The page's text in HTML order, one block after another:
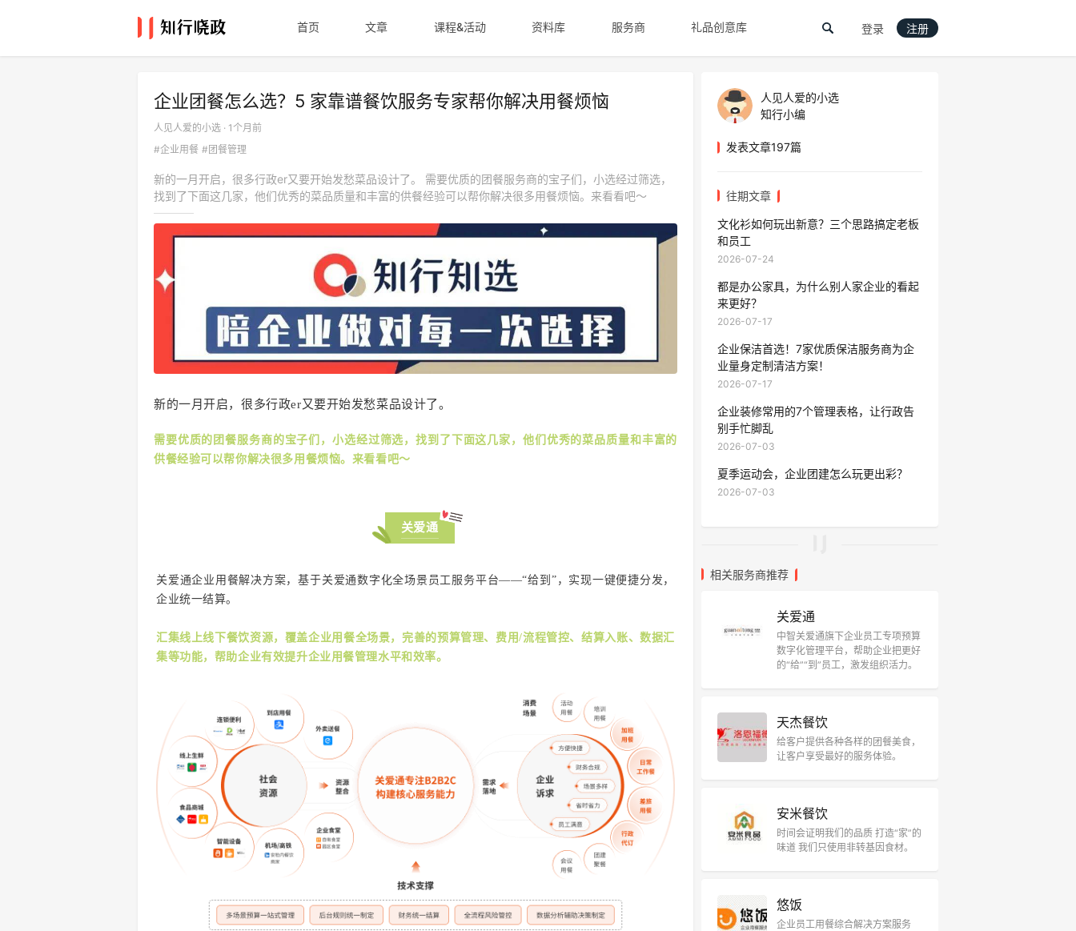
首页 文章 课程&活动 资料库 服务商 礼品创意库 登录 注册
企业团餐怎么选？5 家靠谱餐饮服务专家帮你解决用餐烦恼
人见人爱的小选 · 1个月前
#企业用餐 #团餐管理
新的一月开启，很多行政er又要开始发愁菜品设计了。 需要优质的团餐服务商的宝子们，小选经过筛选，
找到了下面这几家，他们优秀的菜品质量和丰富的供餐经验可以帮你解决很多用餐烦恼。来看看吧～
新的一月开启，很多行政er又要开始发愁菜品设计了。
需要优质的团餐服务商的宝子们，小选经过筛选，找到了下面这几家，他们优秀的菜品质量和丰富的
供餐经验可以帮你解决很多用餐烦恼。来看看吧～
关爱通
关爱通企业用餐解决方案，基于关爱通数字化全场景员工服务平台——“给到”，实现一键便捷分发，
企业统一结算。
汇集线上线下餐饮资源，覆盖企业用餐全场景，完善的预算管理、费用/流程管控、结算入账、数据汇
集等功能，帮助企业有效提升企业用餐管理水平和效率。
人见人爱的小选
知行小编
发表文章197篇
往期文章
文化衫如何玩出新意？三个思路搞定老板
和员工
2026-07-24
都是办公家具，为什么别人家企业的看起
来更好？
2026-07-17
企业保洁首选！7家优质保洁服务商为企
业量身定制清洁方案！
2026-07-17
企业装修常用的7个管理表格，让行政告
别手忙脚乱
2026-07-03
夏季运动会，企业团建怎么玩更出彩？
2026-07-03
相关服务商推荐
关爱通
中智关爱通旗下企业员工专项预算
数字化管理平台，帮助企业把更好
的“给”“到”员工，激发组织活力。
天杰餐饮
给客户提供各种各样的团餐美食，
让客户享受最好的服务体验。
安米餐饮
时间会证明我们的品质 打造“家”的
味道 我们只使用非转基因食材。
悠饭
企业员工用餐综合解决方案服务